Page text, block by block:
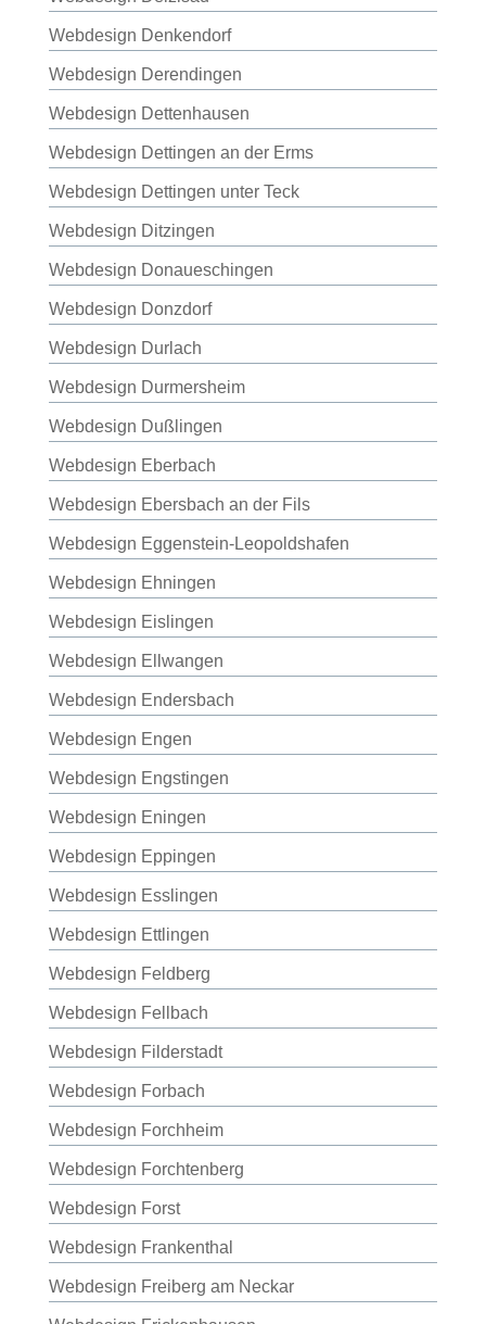
Webdesign Denkendorf
Webdesign Derendingen
Webdesign Dettenhausen
Webdesign Dettingen an der Erms
Webdesign Dettingen unter Teck
Webdesign Ditzingen
Webdesign Donaueschingen
Webdesign Donzdorf
Webdesign Durlach
Webdesign Durmersheim
Webdesign Dußlingen
Webdesign Eberbach
Webdesign Ebersbach an der Fils
Webdesign Eggenstein-Leopoldshafen
Webdesign Ehningen
Webdesign Eislingen
Webdesign Ellwangen
Webdesign Endersbach
Webdesign Engen
Webdesign Engstingen
Webdesign Eningen
Webdesign Eppingen
Webdesign Esslingen
Webdesign Ettlingen
Webdesign Feldberg
Webdesign Fellbach
Webdesign Filderstadt
Webdesign Forbach
Webdesign Forchheim
Webdesign Forchtenberg
Webdesign Forst
Webdesign Frankenthal
Webdesign Freiberg am Neckar